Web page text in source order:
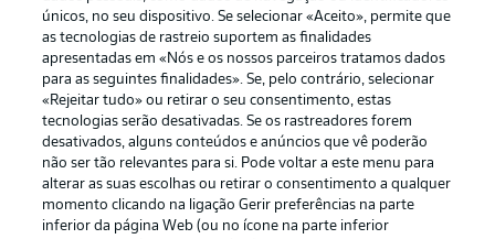
Football as it’s meant to be
APLICATIVO DA BUNDESLIGA
únicos, no seu dispositivo. Se selecionar «Aceito», permite que
as tecnologias de rastreio suportem as finalidades
apresentadas em «Nós e os nossos parceiros tratamos dados
para as seguintes finalidades». Se, pelo contrário, selecionar
«Rejeitar tudo» ou retirar o seu consentimento, estas
tecnologias serão desativadas. Se os rastreadores forem
desativados, alguns conteúdos e anúncios que vê poderão
não ser tão relevantes para si. Pode voltar a este menu para
alterar as suas escolhas ou retirar o consentimento a qualquer
momento clicando na ligação Gerir preferências na parte
inferior da página Web (ou no ícone na parte inferior